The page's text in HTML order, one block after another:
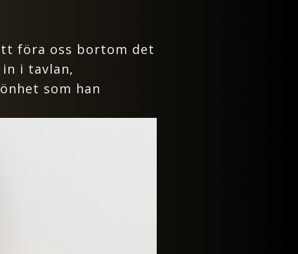
föra oss bortom det
i tavlan,
som han